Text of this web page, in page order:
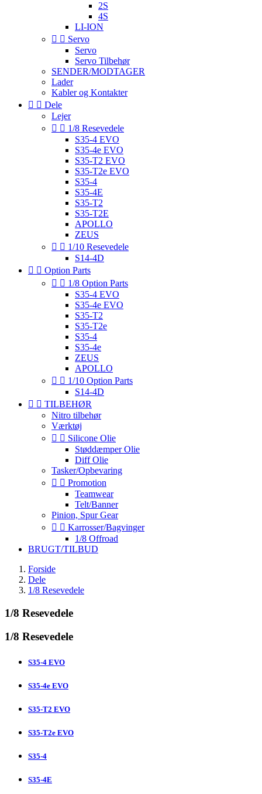
2S
4S
LI-ION
  Servo
Servo
Servo Tilbehør
SENDER/MODTAGER
Lader
Kabler og Kontakter
  Dele
Lejer
  1/8 Resevedele
S35-4 EVO
S35-4e EVO
S35-T2 EVO
S35-T2e EVO
S35-4
S35-4E
S35-T2
S35-T2E
APOLLO
ZEUS
  1/10 Resevedele
S14-4D
  Option Parts
  1/8 Option Parts
S35-4 EVO
S35-4e EVO
S35-T2
S35-T2e
S35-4
S35-4e
ZEUS
APOLLO
  1/10 Option Parts
S14-4D
  TILBEHØR
Nitro tilbehør
Værktøj
  Silicone Olie
Støddæmper Olie
Diff Olie
Tasker/Opbevaring
  Promotion
Teamwear
Telt/Banner
Pinion, Spur Gear
  Karrosser/Bagvinger
1/8 Offroad
BRUGT/TILBUD
Forside
Dele
1/8 Resevedele
1/8 Resevedele
1/8 Resevedele
S35-4 EVO
S35-4e EVO
S35-T2 EVO
S35-T2e EVO
S35-4
S35-4E